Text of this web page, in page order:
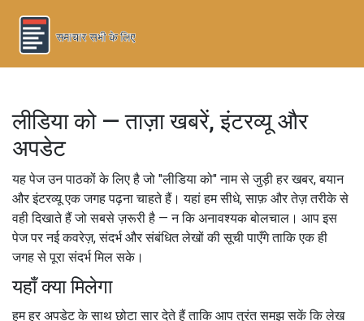
लीडिया को — ताज़ा खबरें, इंटरव्यू और
अपडेट
यह पेज उन पाठकों के लिए है जो "लीडिया को" नाम से जुड़ी हर खबर, बयान
और इंटरव्यू एक जगह पढ़ना चाहते हैं। यहां हम सीधे, साफ़ और तेज़ तरीके से
वही दिखाते हैं जो सबसे ज़रूरी है — न कि अनावश्यक बोलचाल। आप इस
पेज पर नई कवरेज़, संदर्भ और संबंधित लेखों की सूची पाएँगे ताकि एक ही
जगह से पूरा संदर्भ मिल सके।
यहाँ क्या मिलेगा
हम हर अपडेट के साथ छोटा सार देते हैं ताकि आप तुरंत समझ सकें कि लेख